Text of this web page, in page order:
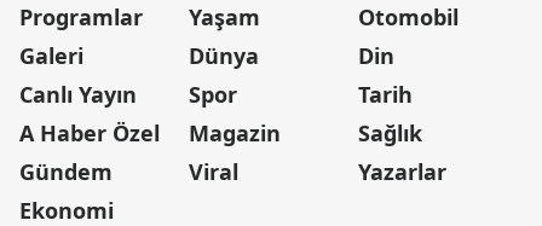
Programlar
Galeri
Canlı Yayın
A Haber Özel
Gündem
Ekonomi
Yaşam
Dünya
Spor
Magazin
Viral
Otomobil
Din
Tarih
Sağlık
Yazarlar